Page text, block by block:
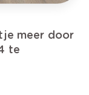
meer door
te